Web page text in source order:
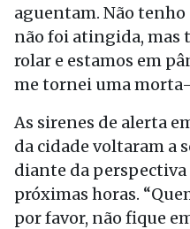
aguentam. Não
não foi atingida, mas
rolar e estamos em
me tornei uma morta-
As sirenes de alerta
da cidade voltaram a
diante da perspectiva
próximas horas.
por favor, não fique